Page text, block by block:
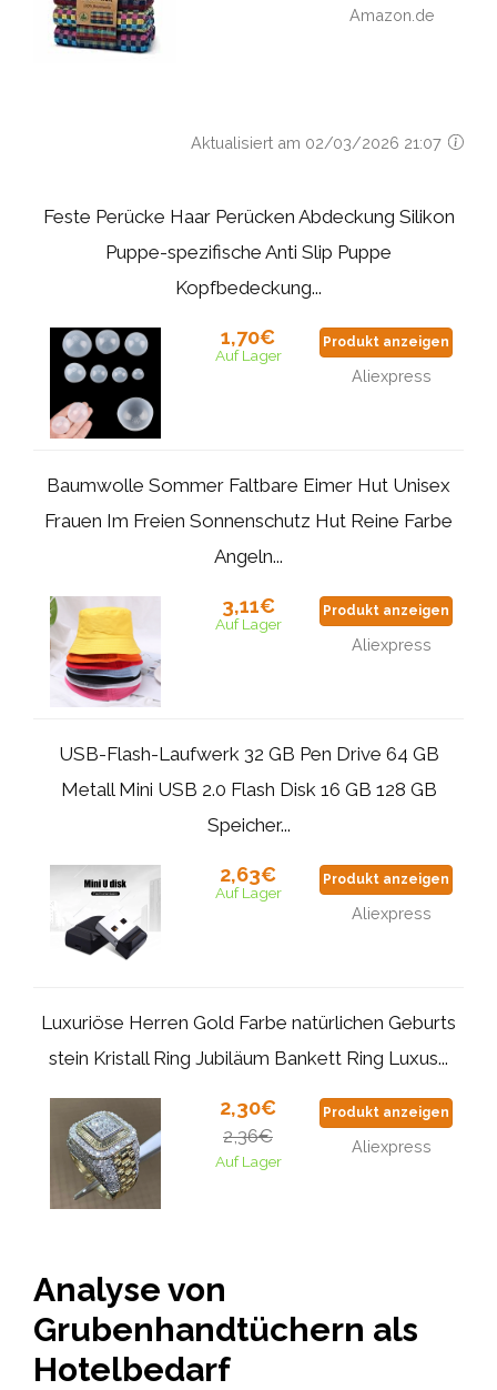
Amazon.de
Aktualisiert am 02/03/2026 21:07
Feste Perücke Haar Perücken Abdeckung Silikon
Puppe-spezifische Anti Slip Puppe
Kopfbedeckung...
1,70€
Auf Lager
Produkt anzeigen
Aliexpress
Baumwolle Sommer Faltbare Eimer Hut Unisex
Frauen Im Freien Sonnenschutz Hut Reine Farbe
Angeln...
3,11€
Auf Lager
Produkt anzeigen
Aliexpress
USB-Flash-Laufwerk 32 GB Pen Drive 64 GB
Metall Mini USB 2.0 Flash Disk 16 GB 128 GB
Speicher...
2,63€
Auf Lager
Produkt anzeigen
Aliexpress
Luxuriöse Herren Gold Farbe natürlichen Geburts
stein Kristall Ring Jubiläum Bankett Ring Luxus...
2,30€
2,36€
Auf Lager
Produkt anzeigen
Aliexpress
Analyse von
Grubenhandtüchern als
Hotelbedarf